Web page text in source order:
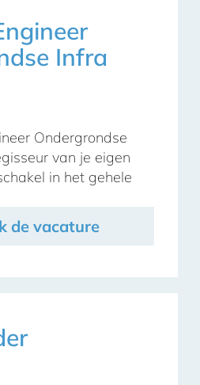
Infra
Ondergrondse
van je eigen
in het gehele
de vacature